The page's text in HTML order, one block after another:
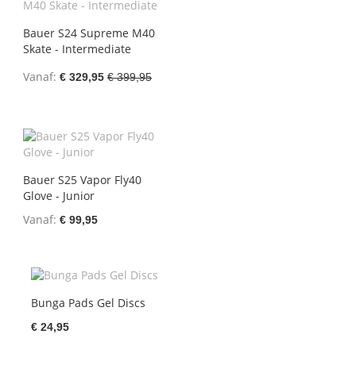
Bauer S24 Supreme M40
Skate - Intermediate
Vanaf € 329,95 € 399,95
Bauer S25 Vapor Fly40
Glove - Junior
Vanaf € 99,95
Bunga Pads Gel Discs
€ 24,95